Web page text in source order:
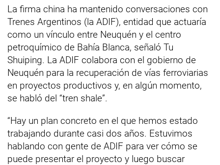
La firma china ha mantenido conversaciones con
Trenes Argentinos (la ADIF), entidad que actuaría
como un vínculo entre Neuquén y el centro
petroquímico de Bahía Blanca, señaló Tu
Shuiping. La ADIF colabora con el gobierno de
Neuquén para la recuperación de vías ferroviarias
en proyectos productivos y, en algún momento,
se habló del “tren shale”.
“Hay un plan concreto en el que hemos estado
trabajando durante casi dos años. Estuvimos
hablando con gente de ADIF para ver cómo se
puede presentar el proyecto y luego buscar